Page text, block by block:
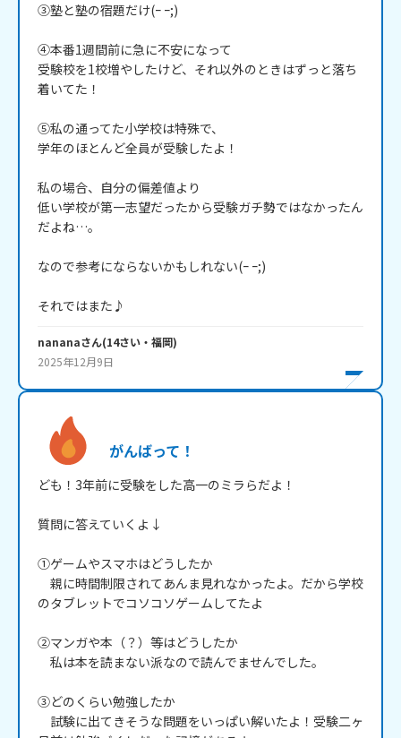
③塾と塾の宿題だけ(ｰ ｰ;)
④本番1週間前に急に不安になって
受験校を1校増やしたけど、それ以外のときはずっと落ち
着いてた！
⑤私の通ってた小学校は特殊で、
学年のほとんど全員が受験したよ！
私の場合、自分の偏差値より
低い学校が第一志望だったから受験ガチ勢ではなかったん
だよね…。
なので参考にならないかもしれない(ｰ ｰ;)
それではまた♪
nananaさん(14さい・ 福岡)
2025年12月9日
がんばって！
ども！3年前に受験をした高一のミラらだよ！
質問に答えていくよ↓
①ゲームやスマホはどうしたか
親に時間制限されてあんま見れなかったよ。だから学校
のタブレットでコソコソゲームしてたよ
②マンガや本（？）等はどうしたか
私は本を読まない派なので読んでませんでした。
③どのくらい勉強したか
試験に出てきそうな問題をいっぱい解いたよ！受験二ヶ